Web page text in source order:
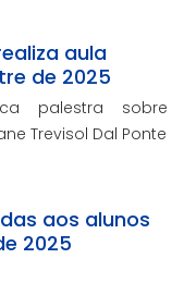
aula
de 2025
palestra sobre
Trevisol Dal Ponte
aos alunos
2025